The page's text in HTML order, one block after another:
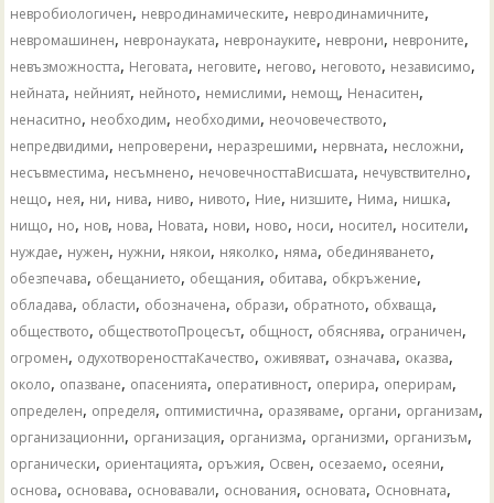
невробиологичен, невродинамическите, невродинамичните,
невромашинен, невронауката, невронауките, неврони, невроните,
невъзможността, Неговата, неговите, негово, неговото, независимо,
нейната, нейният, нейното, немислими, немощ, Ненаситен,
ненаситно, необходим, необходими, неочовечеството,
непредвидими, непроверени, неразрешими, нервната, несложни,
несъвместима, несъмнено, нечовечносттаВисшата, нечувствително,
нещо, нея, ни, нива, ниво, нивото, Ние, низшите, Нима, нишка,
нищо, но, нов, нова, Новата, нови, ново, носи, носител, носители,
нуждае, нужен, нужни, някои, няколко, няма, обединяването,
обезпечава, обещанието, обещания, обитава, обкръжение,
обладава, области, обозначена, образи, обратното, обхваща,
обществото, обществотоПроцесът, общност, обяснява, ограничен,
огромен, одухотвореносттаКачество, оживяват, означава, оказва,
около, опазване, опасенията, оперативност, оперира, оперирам,
определен, определя, оптимистична, оразяваме, органи, организам,
организационни, организация, организма, организми, организъм,
органически, ориентацията, оръжия, Освен, осезаемо, осеяни,
основа, основава, основавали, основания, основата, Основната,